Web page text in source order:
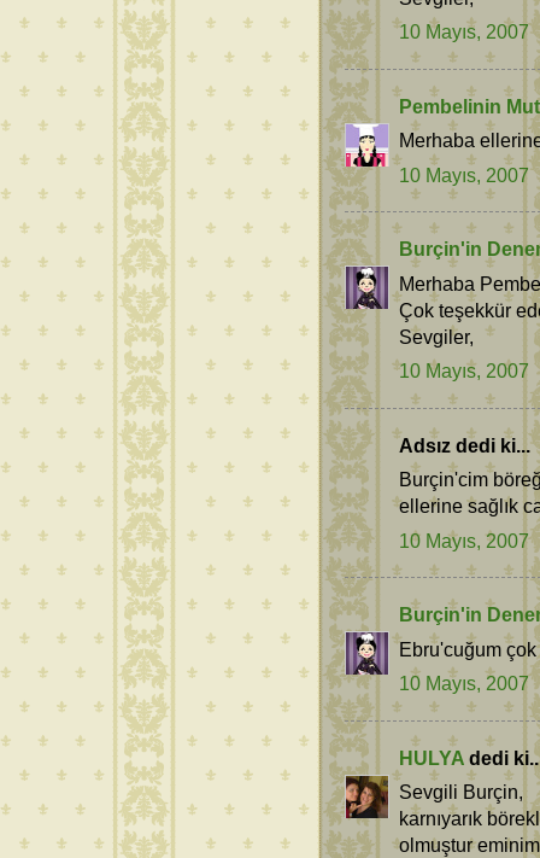
10 Mayıs, 2007
Pembelinin
Merhaba
10 Mayıs, 2007
Burçin'in
Merhaba
Çok teşekkür
Sevgiler,
10 Mayıs, 2007
Adsız dedi ki...
Burçin'cim
ellerine sağlık
10 Mayıs, 2007
Burçin'in
Ebru'cuğum
10 Mayıs, 2007
HULYA dedi
Sevgili Burçin,
karnıyarık
olmuştur